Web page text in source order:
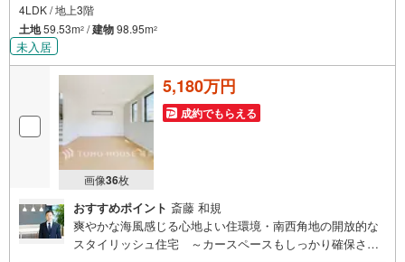
4LDK / 地上3階
土地59.53m2 /建物98.95m2
未入居
画像36枚
5,180万円
成約でもらえる
おすすめポイント 斎藤 和規
爽やかな海風感じる心地よい住環境・南西角地の開放的な
スタイリッシュ住宅 ～カースペースもしっかり確保され